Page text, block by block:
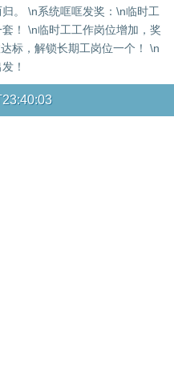
。 \n系统哐哐发奖：\n临时工
！ \n临时工工作岗位增加，奖
标，解锁长期工岗位一个！ \n
！